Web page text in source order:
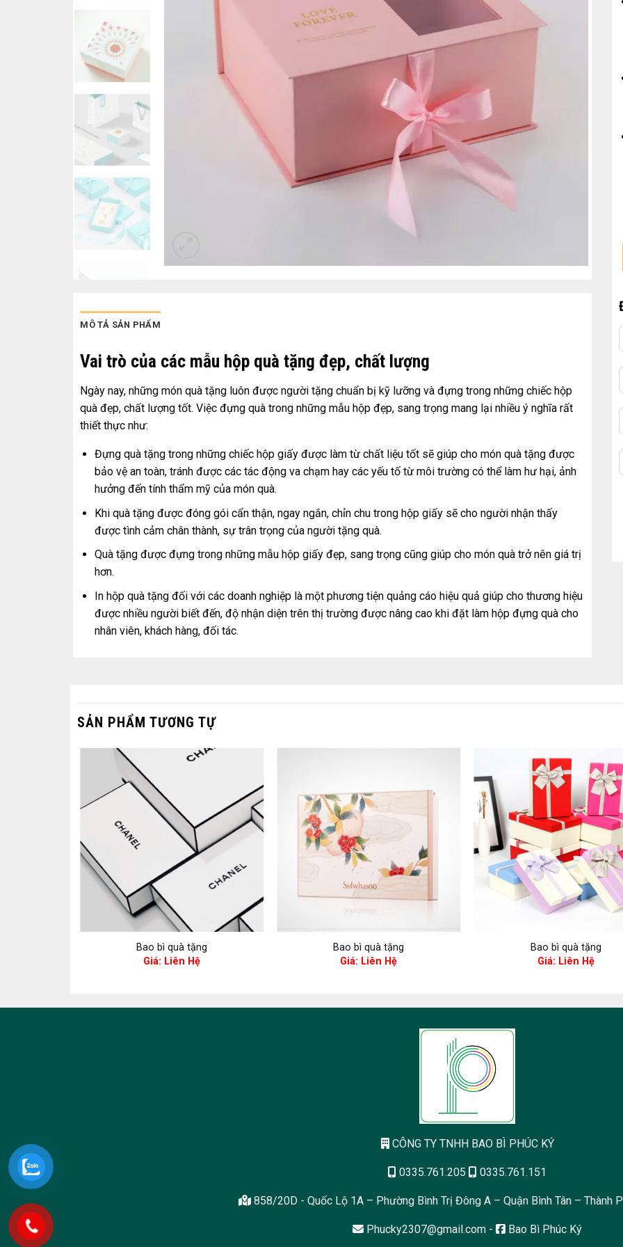
MÔ TẢ SẢN PHẨM
Vai trò của các mẫu hộp quà tặng đẹp, chất lượng
Ngày nay, những món quà tặng luôn được người tặng chuẩn bị kỹ lưỡng và đựng trong những chiếc hộp
quà đẹp, chất lượng tốt. Việc đựng quà trong những mẫu hộp đẹp, sang trọng mang lại nhiều ý nghĩa rất
thiết thực như:
Đựng quà tặng trong những chiếc hộp giấy được làm từ chất liệu tốt sẽ giúp cho món quà tặng được
bảo vệ an toàn, tránh được các tác động va chạm hay các yếu tố từ môi trường có thể làm hư hại, ảnh
hưởng đến tính thẩm mỹ của món quà.
Khi quà tặng được đóng gói cẩn thận, ngay ngắn, chỉn chu trong hộp giấy sẽ cho người nhận thấy
được tình cảm chân thành, sự trân trọng của người tặng quà.
Quà tặng được đựng trong những mẫu hộp giấy đẹp, sang trọng cũng giúp cho món quà trở nên giá trị
hơn.
In hộp quà tặng đối với các doanh nghiệp là một phương tiện quảng cáo hiệu quả giúp cho thương hiệu
được nhiều người biết đến, độ nhận diện trên thị trường được nâng cao khi đặt làm hộp đựng quà cho
nhân viên, khách hàng, đối tác.
SẢN PHẨM TƯƠNG TỰ
Bao bì quà tặng
Giá: Liên Hệ
Bao bì quà tặng
Giá: Liên Hệ
Bao bì quà tặng
Giá: Liên Hệ
CÔNG TY TNHH BAO BÌ PHÚC KÝ
0335.761.205 0335.761.151
858/20D - Quốc Lộ 1A – Phường Bình Trị Đông A – Quận Bình Tân – Thành
Phucky2307@gmail.com - Bao Bì Phúc Ký